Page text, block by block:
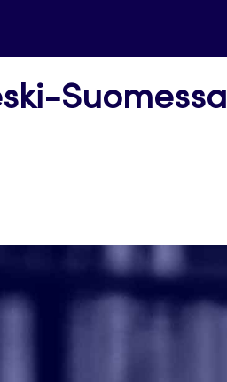
Suomessa